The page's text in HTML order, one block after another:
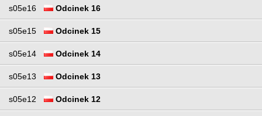
s05e16 Odcinek 16
s05e15 Odcinek 15
s05e14 Odcinek 14
s05e13 Odcinek 13
s05e12 Odcinek 12